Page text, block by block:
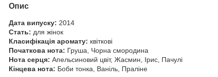
Опис
Дата випуску: 2014
Стать: для жінок
Класифікація аромату: квіткові
Початкова нота: Груша, Чорна смородина
Нота серця: Апельсиновий цвіт, Жасмин, Ірис, Пачулі
Кінцева нота: Боби тонка, Ваніль, Праліне